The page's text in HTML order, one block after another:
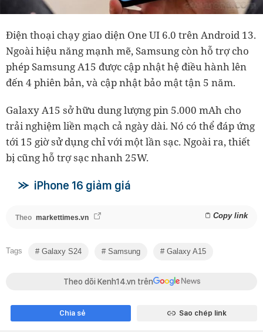
Điện thoại chạy giao diện One UI 6.0 trên Android 13.
Ngoài hiệu năng mạnh mẽ, Samsung còn hỗ trợ cho
phép Samsung A15 được cập nhật hệ điều hành lên
đến 4 phiên bản, và cập nhật bảo mật tận 5 năm.
Galaxy A15 sở hữu dung lượng pin 5.000 mAh cho
trải nghiệm liền mạch cả ngày dài. Nó có thể đáp ứng
tới 15 giờ sử dụng chỉ với một lần sạc. Ngoài ra, thiết
bị cũng hỗ trợ sạc nhanh 25W.
iPhone 16 giảm giá
Theo markettimes.vn Copy link
Tags Galaxy S24 Samsung Galaxy A15
Theo dõi Kenh14.vn trên
Chia sẻ Sao chép link